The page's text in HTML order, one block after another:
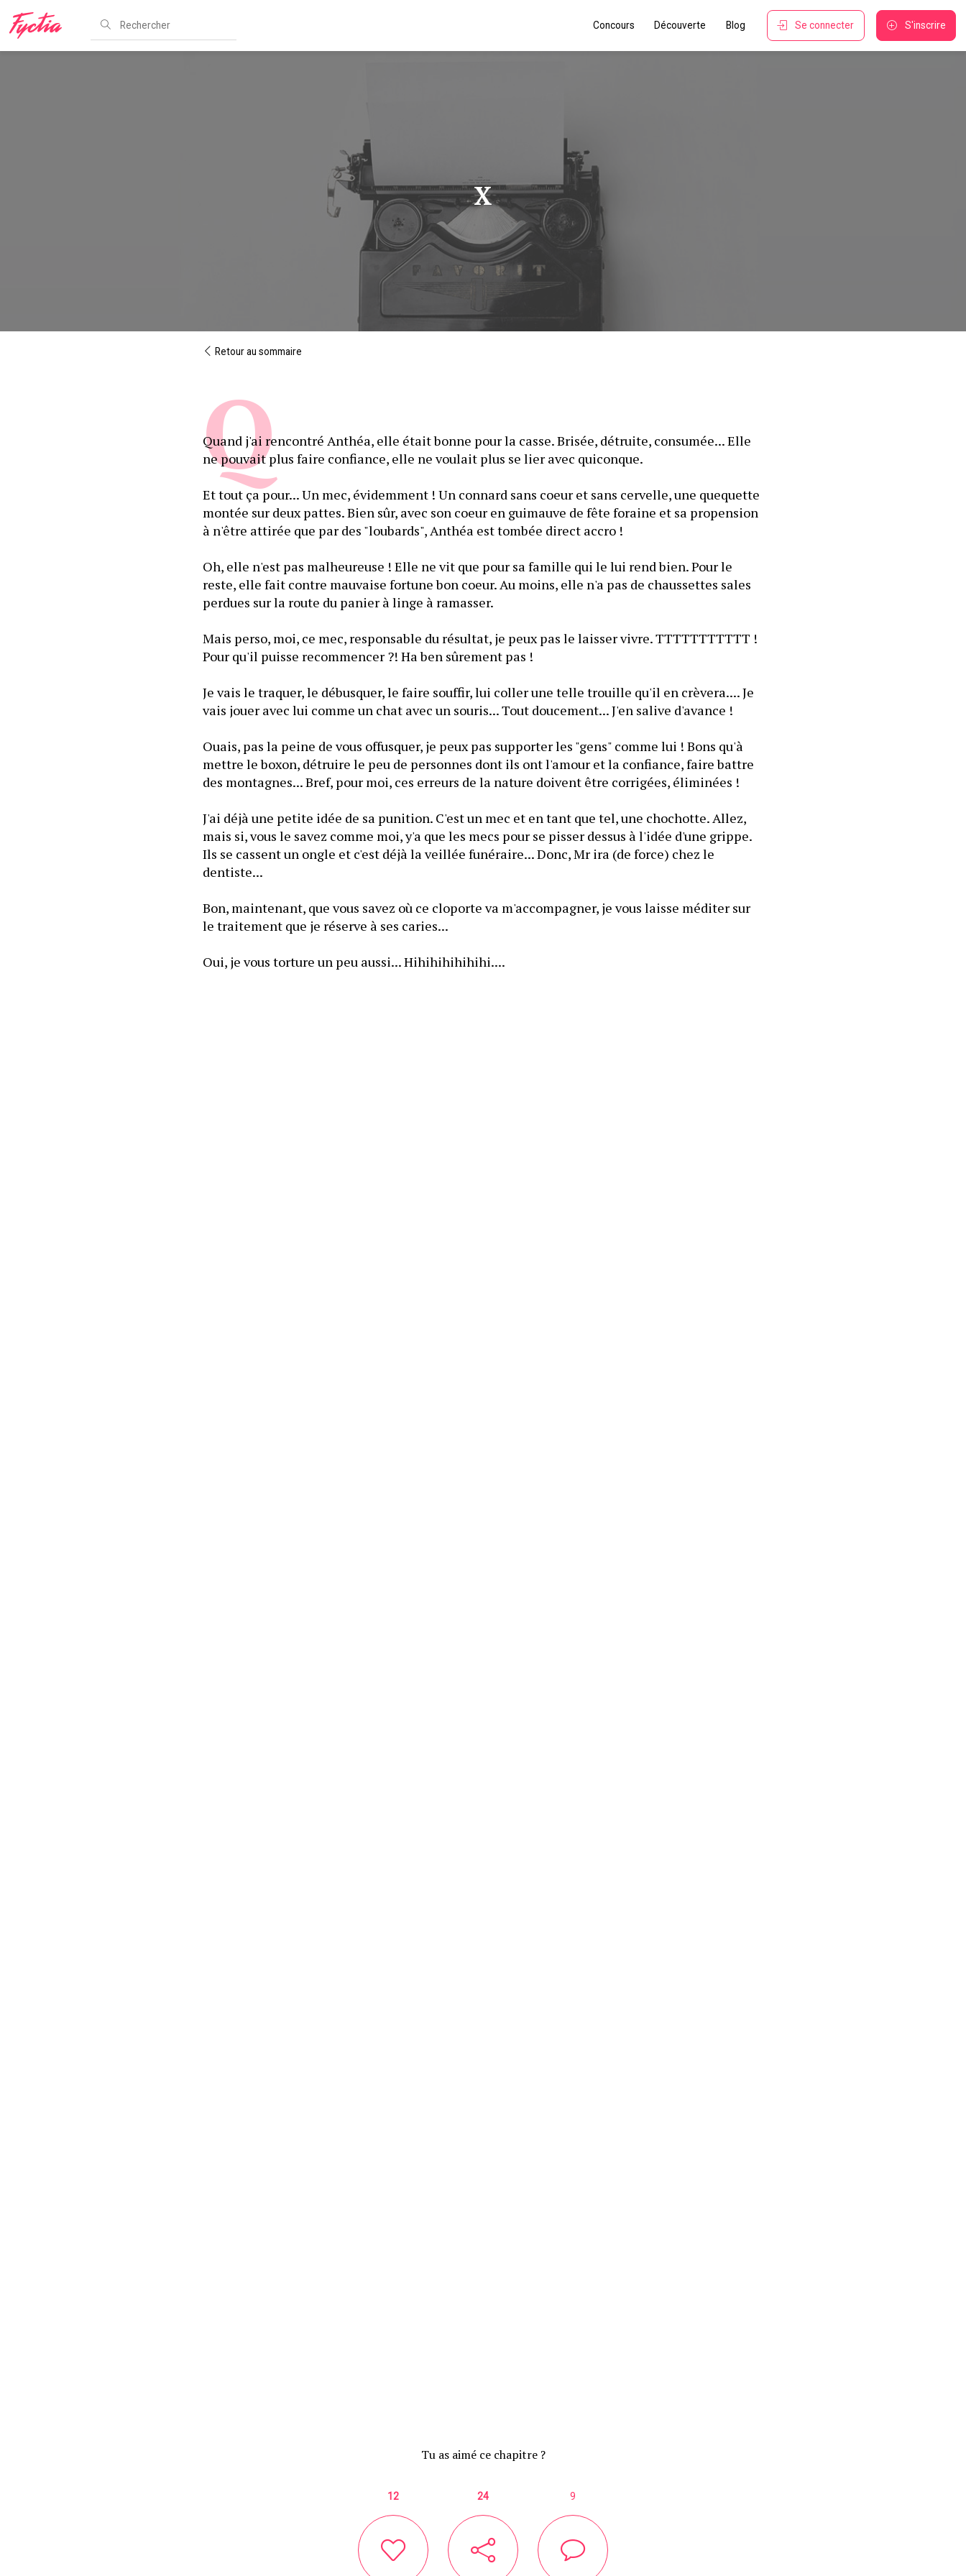
Concours Découverte Blog S'inscrire
Se connecter
X
Retour au sommaire
Quand j'ai rencontré Anthéa, elle était bonne pour la casse. Brisée, détruite, consumée... Elle
ne pouvait plus faire confiance, elle ne voulait plus se lier avec quiconque.
Et tout ça pour... Un mec, évidemment ! Un connard sans coeur et sans cervelle, une quequette
montée sur deux pattes. Bien sûr, avec son coeur en guimauve de fête foraine et sa propension
à n'être attirée que par des "loubards", Anthéa est tombée direct accro !
Oh, elle n'est pas malheureuse ! Elle ne vit que pour sa famille qui le lui rend bien. Pour le
reste, elle fait contre mauvaise fortune bon coeur. Au moins, elle n'a pas de chaussettes sales
perdues sur la route du panier à linge à ramasser.
Mais perso, moi, ce mec, responsable du résultat, je peux pas le laisser vivre. TTTTTTTTTTT !
Pour qu'il puisse recommencer ?! Ha ben sûrement pas !
Je vais le traquer, le débusquer, le faire souffir, lui coller une telle trouille qu'il en crèvera.... Je
vais jouer avec lui comme un chat avec un souris... Tout doucement... J'en salive d'avance !
Ouais, pas la peine de vous offusquer, je peux pas supporter les "gens" comme lui ! Bons qu'à
mettre le boxon, détruire le peu de personnes dont ils ont l'amour et la confiance, faire battre
des montagnes... Bref, pour moi, ces erreurs de la nature doivent être corrigées, éliminées !
J'ai déjà une petite idée de sa punition. C'est un mec et en tant que tel, une chochotte. Allez,
mais si, vous le savez comme moi, y'a que les mecs pour se pisser dessus à l'idée d'une grippe.
Ils se cassent un ongle et c'est déjà la veillée funéraire... Donc, Mr ira (de force) chez le
dentiste...
Bon, maintenant, que vous savez où ce cloporte va m'accompagner, je vous laisse méditer sur
le traitement que je réserve à ses caries...
Oui, je vous torture un peu aussi... Hihihihihihihi....
Tu as aimé ce chapitre ?
12 24 9